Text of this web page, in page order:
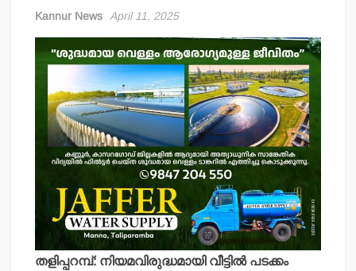
Kannur News April 11, 2025
തളിപ്പറമ്പ്: നിയമവിരുദ്ധമായി വീട്ടില്‍ പടക്കം